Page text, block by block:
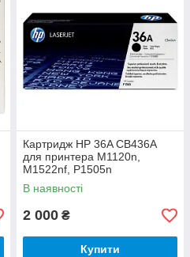
Картридж HP 36A CB436A
для принтера M1120n,
M1522nf, P1505n
В наявності
2 000 ₴
Купити